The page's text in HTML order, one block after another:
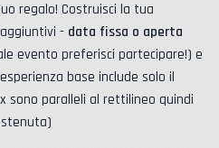
regalo! Costruisci la tua
- data fissa o aperta
evento preferisci partecipare!) e
base include solo il
sono paralleli al rettilineo quindi